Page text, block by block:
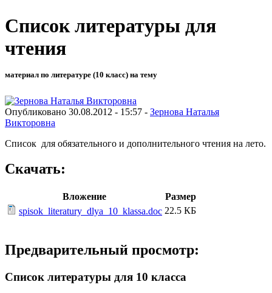
Список литературы для
чтения
материал по литературе (10 класс) на тему
Опубликовано 30.08.2012 - 15:57 - Зернова Наталья
Викторовна
Список для обязательного и дополнительного чтения на лето.
Скачать:
Вложение
Размер
spisok_literatury_dlya_10_klassa.doc 22.5 КБ
Предварительный просмотр:
Список литературы для 10 класса